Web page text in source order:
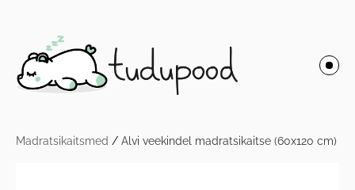
Madratsikaitsmed / Alvi veekindel madratsikaitse (60x120 cm)